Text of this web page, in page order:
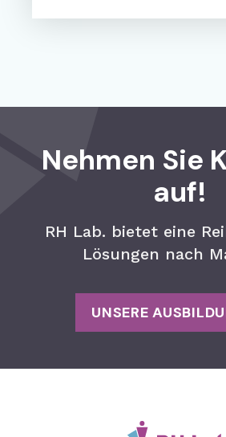
Nehmen Sie
auf!
RH Lab. bietet eine
Lösungen nach
UNSERE